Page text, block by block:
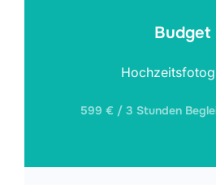
Budget
599 € / 3 Stunden